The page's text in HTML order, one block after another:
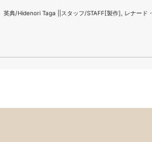
典/Hidenori Taga ||スタッフ/STAFF[製作], レナード・